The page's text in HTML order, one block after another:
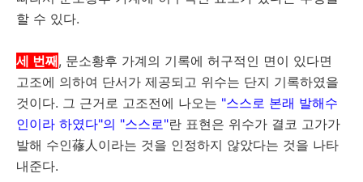
할 수 있다.
세 번째, 문소황후 가계의 기록에 허구적인 면이 있다면
고조에 의하여 단서가 제공되고 위수는 단지 기록하였을
것이다. 그 근거로 고조전에 나오는 "스스로 본래 발해수
인이라 하였다"의 "스스로"란 표현은 위수가 결코 고가가
발해 수인蓚人이라는 것을 인정하지 않았다는 것을 나타
내준다.